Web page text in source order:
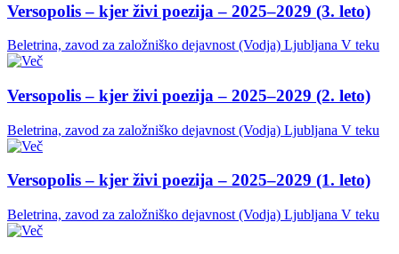
Versopolis – kjer živi poezija – 2025–2029 (3. leto)
Beletrina, zavod za založniško dejavnost (Vodja) Ljubljana V teku
Versopolis – kjer živi poezija – 2025–2029 (2. leto)
Beletrina, zavod za založniško dejavnost (Vodja) Ljubljana V teku
Versopolis – kjer živi poezija – 2025–2029 (1. leto)
Beletrina, zavod za založniško dejavnost (Vodja) Ljubljana V teku